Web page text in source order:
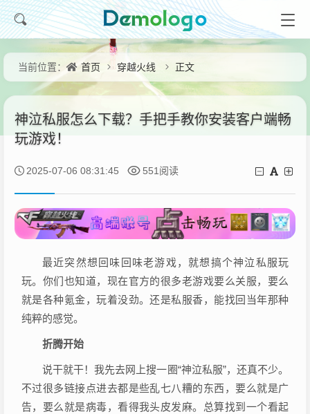
当前位置： 首页 穿越火线 正文
神泣私服怎么下载？手把手教你安装客户端畅
玩游戏！
2025-07-06 08:31:45 551阅读
最近突然想回味回味老游戏，就想搞个神泣私服玩
玩。你们也知道，现在官方的很多老游戏要么关服，要么
就是各种氪金，玩着没劲。还是私服香，能找回当年那种
纯粹的感觉。
折腾开始
说干就干！我先去网上搜一圈“神泣私服”，还真不少。
不过很多链接点进去都是些乱七八糟的东西，要么就是广
告，要么就是病毒，看得我头皮发麻。总算找到一个看起